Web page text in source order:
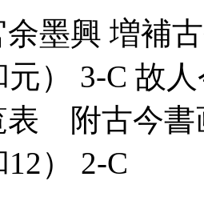
墨興 増補
元） 3-C 故
表 附古今書
） 2-C